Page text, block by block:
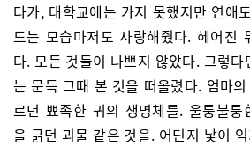
다가, 대학교에는 가지 못했지만 연애
드는 모습마저도 사랑해줬다. 헤어진
다. 모든 것들이 나쁘지 않았다. 그렇
는 문득 그때 본 것을 떠올렸다. 엄마
르던 뾰족한 귀의 생명체를. 울퉁불
을 긁던 괴물 같은 것을. 어딘지 낯이